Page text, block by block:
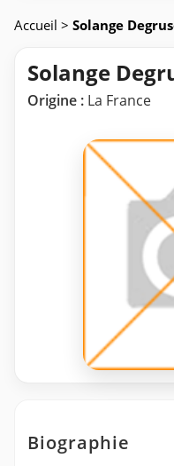
Accueil > Solange
Solange
Origine : La France
Biographie